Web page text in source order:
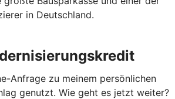
in Deutschland.
Anfrage zu meinem persönlichen
genutzt. Wie geht es jetzt weiter?